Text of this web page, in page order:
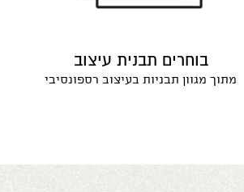
בוחרים תבנית עיצוב
מתוך מגוון תבניות בעיצוב רספונסיבי